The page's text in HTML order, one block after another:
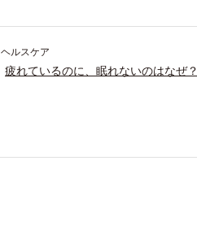
ヘルスケア
疲れているのに、眠れないのはなぜ？